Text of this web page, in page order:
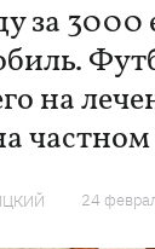
за 3000
на
частном
24